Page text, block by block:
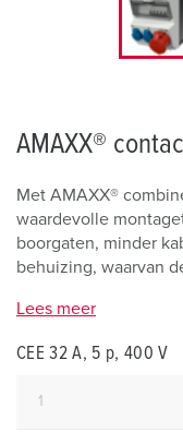
AMAXX®
Met AMAXX®
waardevolle
boorgaten, minder
behuizing, waarvan
Lees meer
CEE 32 A, 5 p, 400 V